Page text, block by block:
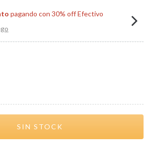
pagando con 30% off Efectivo